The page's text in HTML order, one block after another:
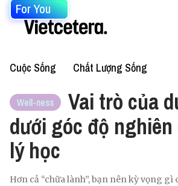
For You
Cuộc Sống Chất Lượng Sống
Well-ness
Vai trò của
dưới góc độ
lý học
Hơn cả “chữa lành”, bạn nên kỳ vọng gì